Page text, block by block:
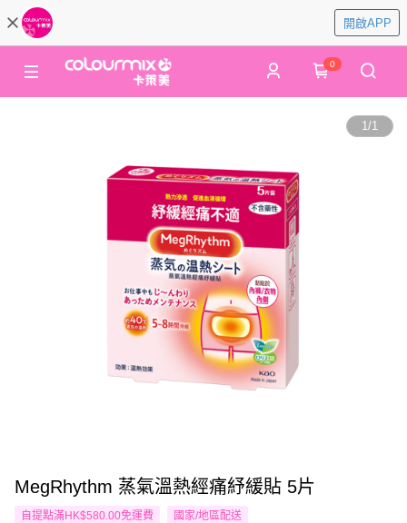
開啟APP
0
1/1
MegRhythm 蒸氣溫熱經痛紓緩貼 5片
自提點滿HK$580.00免運費 國家/地區配送